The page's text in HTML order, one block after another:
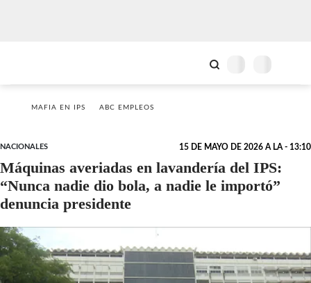
MAFIA EN IPS ABC EMPLEOS
NACIONALES 15 DE MAYO DE 2026 A LA - 13:10
Máquinas averiadas en lavandería del IPS:
“Nunca nadie dio bola, a nadie le importó”
denuncia presidente